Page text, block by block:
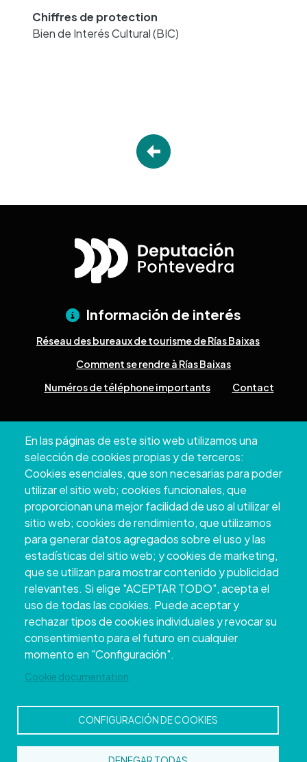
Chiffres de protection
Bien de Interés Cultural (BIC)
En las páginas de este sitio web utilizamos una
selección de cookies propias y de terceros:
Cookies esenciales, que son necesarias para poder
utilizar el sitio web; cookies funcionales, que
proporcionan una mejor facilidad de uso al utilizar el
sitio web; cookies de rendimiento, que utilizamos
para generar datos agregados sobre el uso y las
estadísticas del sitio web; y cookies de marketing,
que se utilizan para mostrar contenido y publicidad
relevantes. Si elige "ACEPTAR TODO", acepta el
uso de todas las cookies. Puede aceptar y
rechazar tipos de cookies individuales y revocar su
consentimiento para el futuro en cualquier
momento en "Configuración".
Cookie documentation
CONFIGURACIÓN DE COOKIES
Información de interés
Réseau des bureaux de tourisme de Rías Baixas
Comment se rendre à Rías Baixas
Numéros de téléphone importants
Contact
Pontevedra
+34 986 804 100 | +34 986 804 124
Copyright © 2026. Conseil provincial de
Pontevedra.Tous droits réservés